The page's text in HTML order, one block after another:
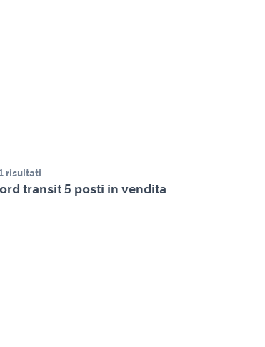
risultati
transit 5 posti in vendita